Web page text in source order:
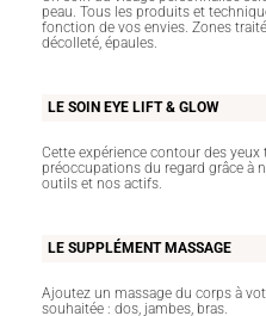
peau. Tous les produits et
fonction de vos envies. Zones
décolleté, épaules.
LE SOIN EYE LIFT & GLOW
Cette expérience contour des
préoccupations du regard grâce à
outils et nos actifs.
LE SUPPLÉMENT MASSAGE
Ajoutez un massage du corps à
souhaitée : dos, jambes, bras.